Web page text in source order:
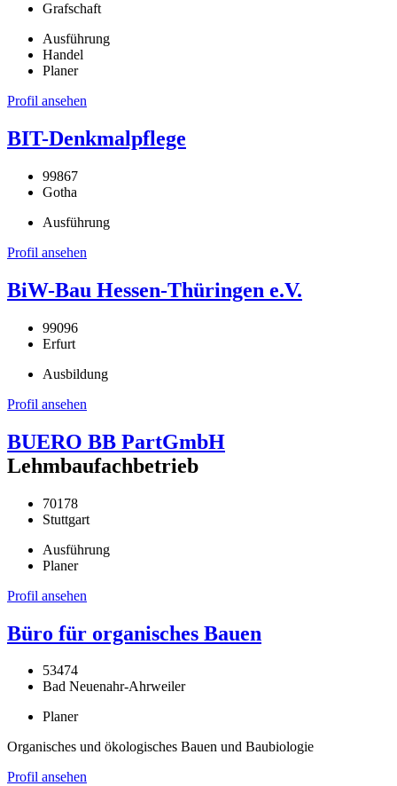
Grafschaft
Ausführung
Handel
Planer
Profil ansehen
BIT-Denkmalpflege
99867
Gotha
Ausführung
Profil ansehen
BiW-Bau Hessen-Thüringen e.V.
99096
Erfurt
Ausbildung
Profil ansehen
BUERO BB PartGmbH
Lehmbaufachbetrieb
70178
Stuttgart
Ausführung
Planer
Profil ansehen
Büro für organisches Bauen
53474
Bad Neuenahr-Ahrweiler
Planer
Organisches und ökologisches Bauen und Baubiologie
Profil ansehen